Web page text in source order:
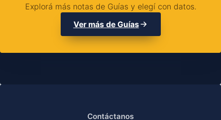
Explorá más notas de Guías y elegí con datos.
Ver más de Guías
Contáctanos